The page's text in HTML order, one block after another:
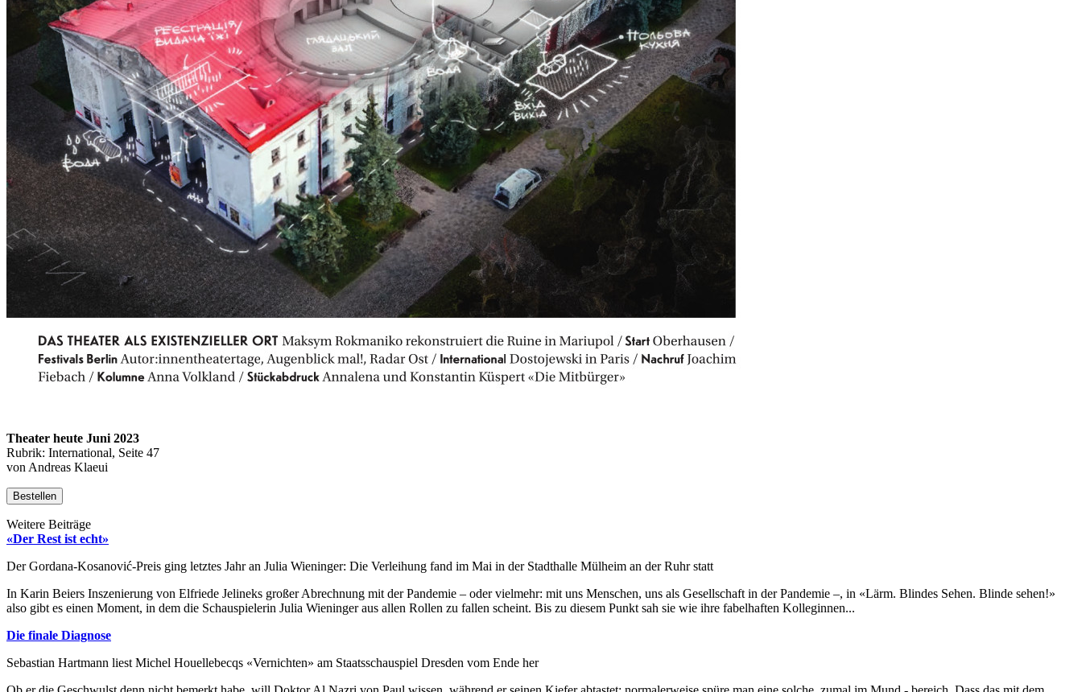
Theater heute Juni 2023
Rubrik: International, Seite 47
von Andreas Klaeui
Bestellen
Weitere Beiträge
«Der Rest ist echt»
Der Gordana-Kosanović-Preis ging letztes Jahr an Julia Wieninger: Die Verleihung fand im Mai in der Stadthalle Mülheim an der Ruhr statt
In Karin Beiers Inszenierung von Elfriede Jelineks großer Abrechnung mit der Pandemie – oder vielmehr: mit uns Menschen, uns als Gesellschaft in der Pandemie –, in «Lärm. Blindes Sehen. Blinde sehen!»
also gibt es einen Moment, in dem die Schauspielerin Julia Wieninger aus allen Rollen zu fallen scheint. Bis zu diesem Punkt sah sie wie ihre fabelhaften Kolleginnen...
Die finale Diagnose
Sebastian Hartmann liest Michel Houellebecqs «Vernichten» am Staatsschauspiel Dresden vom Ende her